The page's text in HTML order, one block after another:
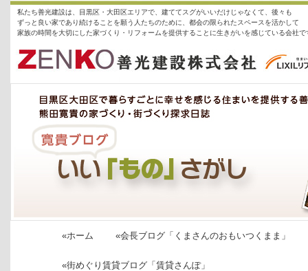
私たち善光建設は、目黒区・大田区エリアで、建ててスグがいいだけじゃなくて、後々も
ずっと良い家であり続けることを願う人たちのために、都会の限られたスペースを活かして
家族の時間を大切にした家づくり・リフォームを提供することに生きがいを感じている会社で
善光建設株式会社
«ホーム «会長ブログ「くまさんのおもいつくまま」
«街めぐり賃貸ブログ「賃貸さんぽ」